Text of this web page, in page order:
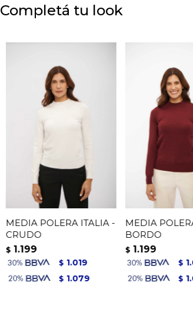
Completá tu look
MEDIA POLERA ITALIA -
CRUDO
$ 1.199
$ 1.019
$ 1.079
MEDIA
BORDO
$ 1.199
$
$